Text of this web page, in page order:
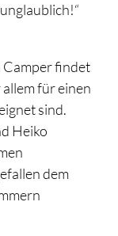
Camper findet
für einen
sind.
Heiko
dem